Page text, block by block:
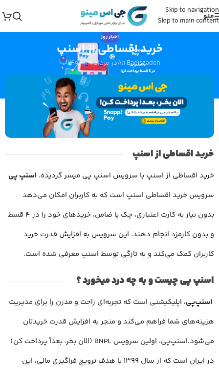
Skip to navigation
Skip to main content
منو
اخبار روز
خرید اقساطی از اسنپ
Ali Baeiszadehدر مرداد 29, 1404 0
خرید اقساطی از اسنپ
خرید اقساطی از اسنپ با سرویس اسنپ پی میسر گردیده. اسنپ پی
سرویس خرید اقساطی اسنپ است که به کاربران امکان می‌دهد
بدون نیاز به کارت اعتباری، چک یا ضامن، خریدهای خود را در ۴ قسط
و بدون کارمزد انجام دهند. این سرویس به افزایش قدرت خرید
کاربران کمک می‌کند و به تازگی توسط اسنپ معرفی شده است.
اسنپ پی چیست و به چه درد میخورد ؟
اسنپ‌پی، اپلیکیشنی است که تجربه‌ا‌ی راحت و مدرن را برای مدیریت
هزینه‌های شما فراهم می‌کند و منجر به افزایش قدرت خریدتان
می‌شود.اسنپ‌پی، اولین سرویس BNPL (الان بخر، بعداً پرداخت کن)
در ایران است که از سال ۱۳۹۹ با هدف ترویج فراگیری مالی، این